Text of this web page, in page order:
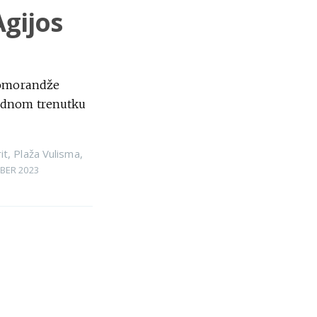
trenutku
, Plaža Vulisma,
2023